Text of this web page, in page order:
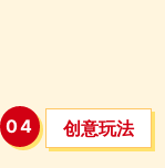
04 创意玩法